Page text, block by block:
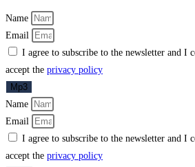
Name
Email
I agree to subscribe to the newsletter and I
accept the privacy policy
Mp3
Name
Email
I agree to subscribe to the newsletter and I
accept the privacy policy